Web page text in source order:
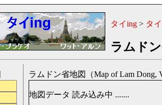
タイing> タ
ラムド
ラムドン省地図（Map of Lam Dong,
地図データ 読み込み中 .......